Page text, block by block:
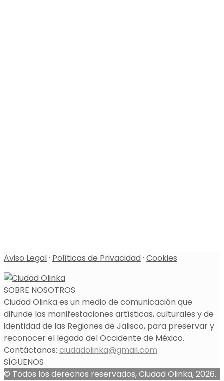
Aviso Legal· Políticas de Privacidad· Cookies
SOBRE NOSOTROS
Ciudad Olinka es un medio de comunicación que
difunde las manifestaciones artísticas, culturales y de
identidad de las Regiones de Jalisco, para preservar y
reconocer el legado del Occidente de México.
Contáctanos: ciudadolinka@gmail.com
SÍGUENOS
© Todos los derechos reservados, Ciudad Olinka, 2026.